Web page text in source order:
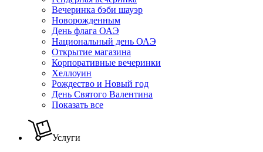
Вечеринка бэби шауэр
Новорожденным
День флага ОАЭ
Национальный день ОАЭ
Открытие магазина
Корпоративные вечеринки
Хеллоуин
Рождество и Новый год
День Святого Валентина
Показать все
Услуги